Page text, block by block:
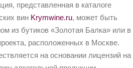
представленная в каталоге
вин Krymwine.ru, может быть
из бутиков «Золотая Балка» или в
расположенных в Москве.
на основании лицензий на